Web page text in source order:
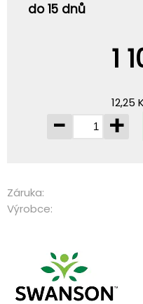
do 15 dnů
1
12,25
- +
Záruka:
Výrobce: